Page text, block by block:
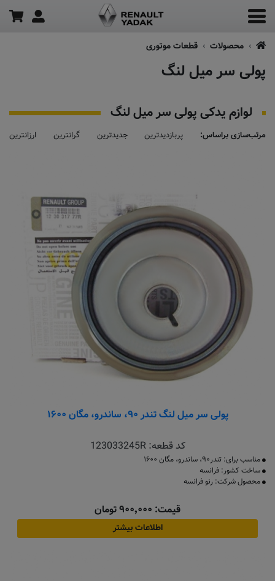
محصولات قطعات موتوری
پولی سر میل لنگ
لوازم یدکی پولی سر میل لنگ
مرتب‌سازی براساس: پربازدیدترین جدیدترین گرانترین ارزانترین
پولی سر میل لنگ تندر ۹۰، ساندرو، مگان ۱۶۰۰
کد قطعه:123033245R
مناسب برای: تندر۹۰، ساندرو، مگان ۱۶۰۰
ساخت کشور: فرانسه
محصول شرکت: رنو فرانسه
قیمت: ۹۰۰٬۰۰۰ تومان
اطلاعات بیشتر